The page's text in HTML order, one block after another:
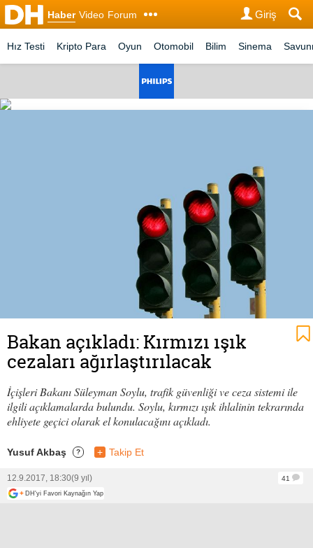
Haber Video Forum Giriş
Hız Testi Kripto Para Oyun Otomobil Bilim Sinema
Bakan açıkladı: Kırmızı ışık
cezaları ağırlaştırılacak
İçişleri Bakanı Süleyman Soylu, trafik güvenliği ve ceza sistemi ile
ilgili açıklamalarda bulundu. Soylu, kırmızı ışık ihlalinin tekrarında
ehliyete geçici olarak el konulacağını açıkladı.
Yusuf Akbaş ? + Takip Et
12.9.2017, 18:30(9 yıl)
41
+ DH'yi Favori Kaynağın Yap